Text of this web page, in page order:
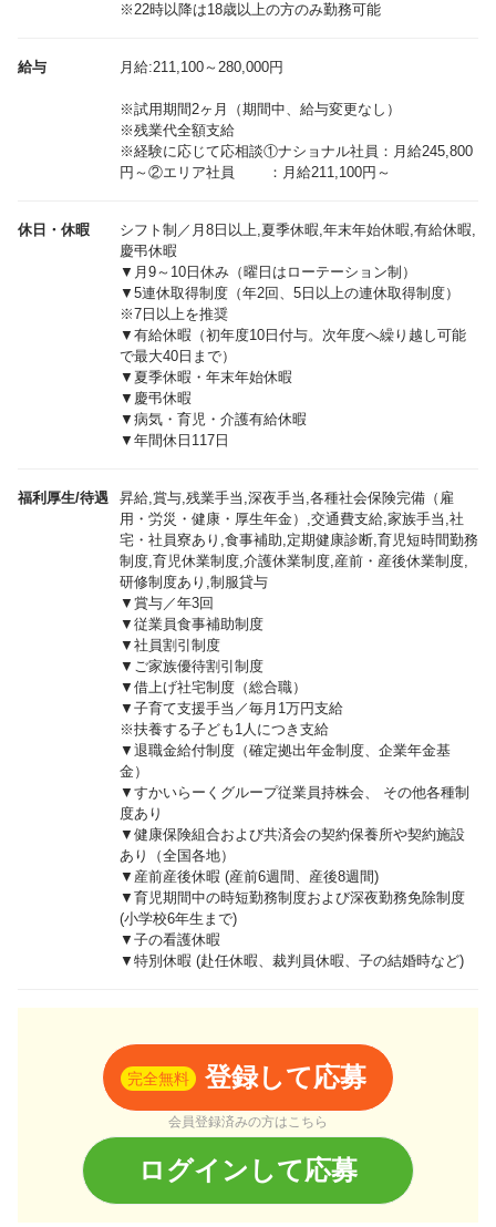
※22時以降は18歳以上の方のみ勤務可能
給与 月給:211,100～280,000円
※試用期間2ヶ月（期間中、給与変更なし）
※残業代全額支給
※経験に応じて応相談①ナショナル社員：月給245,800
休日・休暇
シフト制／月8日以上,夏季休暇,年末年始休暇,有給休暇,
慶弔休暇
▼月9～10日休み（曜日はローテーション制）
▼5連休取得制度（年2回、5日以上の連休取得制度）
※7日以上を推奨
▼有給休暇（初年度10日付与。次年度へ繰り越し可能
で最大40日まで）
▼夏季休暇・年末年始休暇
▼慶弔休暇
▼病気・育児・介護有給休暇
▼年間休日117日
福利厚生/待遇
昇給,賞与,残業手当,深夜手当,各種社会保険完備（雇
用・労災・健康・厚生年金）,交通費支給,家族手当,社
宅・社員寮あり,食事補助,定期健康診断,育児短時間勤務
制度,育児休業制度,介護休業制度,産前・産後休業制度,
研修制度あり,制服貸与
▼賞与／年3回
▼従業員食事補助制度
▼社員割引制度
▼ご家族優待割引制度
▼借上げ社宅制度（総合職）
▼子育て支援手当／毎月1万円支給
※扶養する子ども1人につき支給
▼退職金給付制度（確定拠出年金制度、企業年金基
金）
▼すかいらーくグループ従業員持株会、 その他各種制
度あり
▼健康保険組合および共済会の契約保養所や契約施設
あり（全国各地）
▼産前産後休暇 (産前6週間、産後8週間)
▼育児期間中の時短勤務制度および深夜勤務免除制度
(小学校6年生まで)
▼子の看護休暇
▼特別休暇 (赴任休暇、裁判員休暇、子の結婚時など)
完全無料 登録して応募
会員登録済みの方はこちら
ログインして応募